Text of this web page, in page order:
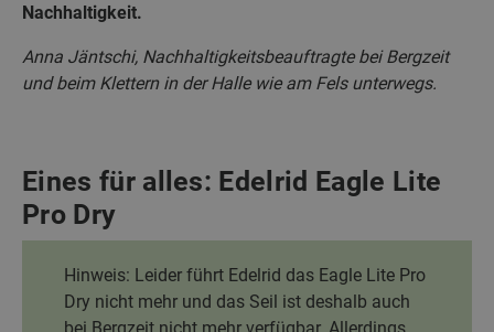
Nachhaltigkeit.
Anna Jäntschi, Nachhaltigkeitsbeauftragte bei Bergzeit
und beim Klettern in der Halle wie am Fels unterwegs.
Eines für alles: Edelrid Eagle Lite
Pro Dry
Hinweis: Leider führt Edelrid das Eagle Lite Pro
Dry nicht mehr und das Seil ist deshalb auch